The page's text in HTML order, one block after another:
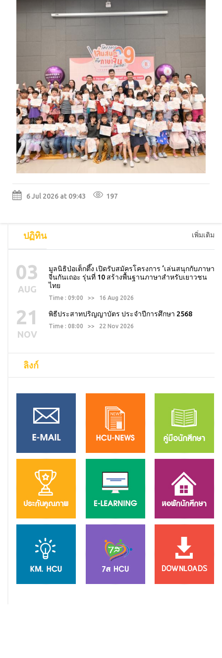
6 Jul 2026 at 09:43 197
ปฏิทิน เพิ่มเติม
03
AUG
มูลนิธิป่อเต็กตึ๊ง เปิดรับสมัครโครงการ ‘เล่นสนุกกับภาษา
จีนกันเถอะ รุ่นที่ 10 สร้างพื้นฐานภาษาสำหรับเยาวชน
ไทย
Time : 09:00 >> 16 Aug 2026
21
NOV
พิธีประสาทปริญญาบัตร ประจำปีการศึกษา 2568
Time : 08:00 >> 22 Nov 2026
ลิงก์